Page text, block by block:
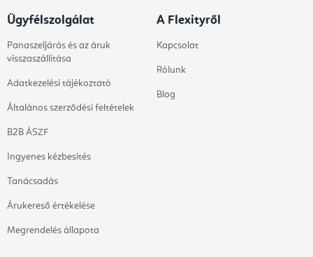
Ügyfélszolgálat
Panaszeljárás és az áruk
visszaszállítása
Adatkezelési tájékoztató
Általános szerződési feltételek
B2B ÁSZF
Ingyenes kézbesítés
Tanácsadás
Árukereső értékelése
Megrendelés állapota
A Flexityről
Kapcsolat
Rólunk
Blog